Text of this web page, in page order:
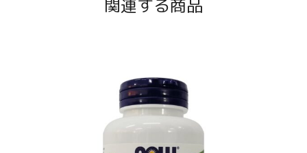
関連する商品